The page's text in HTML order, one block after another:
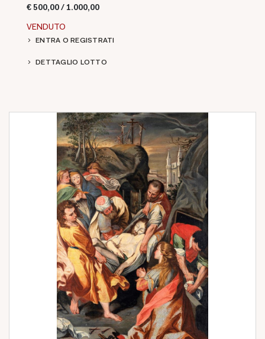
€ 500,00 / 1.000,00
VENDUTO
ENTRA O REGISTRATI
DETTAGLIO LOTTO